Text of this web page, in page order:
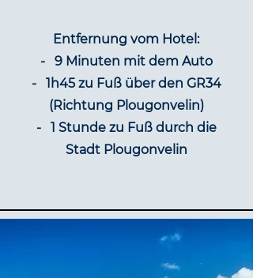
Entfernung vom Hotel:
-
9 Minuten mit dem Auto
-
1h45 zu Fuß über den GR34
(Richtung Plougonvelin)
-
1 Stunde zu Fuß durch die
Stadt Plougonvelin